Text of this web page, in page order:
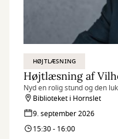
HØJTLÆSNING
Nyd en rolig stund og den
Biblioteket i Hornslet
9. september 2026
15:30 - 16:00